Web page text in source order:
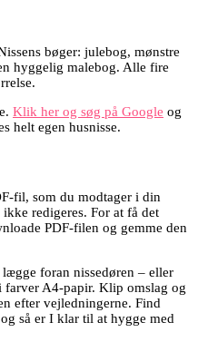
bøger: julebog, mønstre
hyggelig malebog. Alle fire
Klik her og søg på Google og
helt egen husnisse.
fil, som du modtager i din
redigeres. For at få det
PDF-filen og gemme den
foran nissedøren – eller
farver A4-papir. Klip omslag og
efter vejledningerne. Find
så er I klar til at hygge med